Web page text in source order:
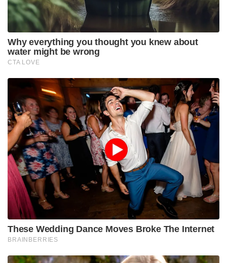
Why everything you thought you knew about
water might be wrong
CTA LOVE
These Wedding Dance Moves Broke The Internet
BRAINBERRIES